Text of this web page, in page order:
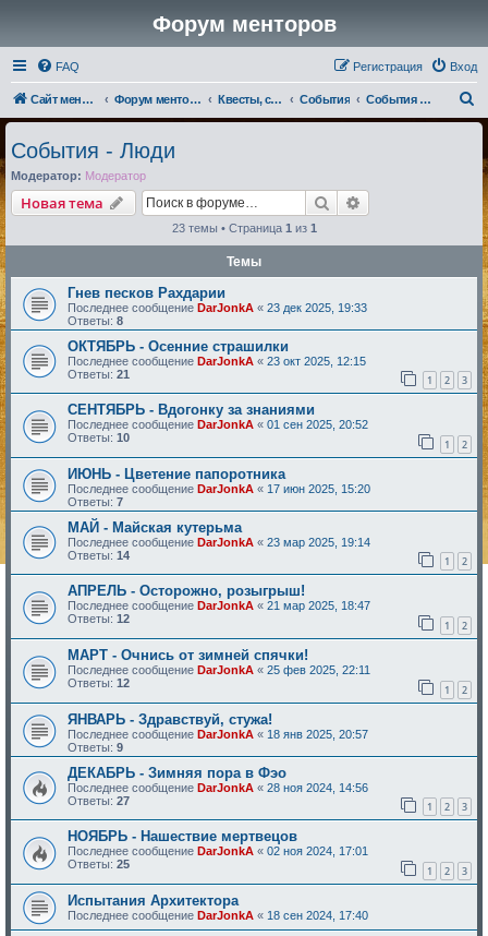
Форум менторов
FAQ Вход
Регистрация
Сайт менторов Форум менторов Квесты, события, репутации События События - Люди
о
События - Люди
Модератор: Модератор
Новая тема Поиск Расширенный
23 темы • Страница 1 из 1
Темы
Гнев песков Рахдарии
Последнее сообщение DarJonkA « 23 дек 2025, 19:33
Ответы: 8
ОКТЯБРЬ - Осенние страшилки
Последнее сообщение DarJonkA « 23 окт 2025, 12:15
Ответы: 21 1 2 3
СЕНТЯБРЬ - Вдогонку за знаниями
Последнее сообщение DarJonkA « 01 сен 2025, 20:52
Ответы: 10 1 2
ИЮНЬ - Цветение папоротника
Последнее сообщение DarJonkA « 17 июн 2025, 15:20
Ответы: 7
МАЙ - Майская кутерьма
Последнее сообщение DarJonkA « 23 мар 2025, 19:14
Ответы: 14 1 2
АПРЕЛЬ - Осторожно, розыгрыш!
Последнее сообщение DarJonkA « 21 мар 2025, 18:47
Ответы: 12 1 2
МАРТ - Очнись от зимней спячки!
Последнее сообщение DarJonkA « 25 фев 2025, 22:11
Ответы: 12 1 2
ЯНВАРЬ - Здравствуй, стужа!
Последнее сообщение DarJonkA « 18 янв 2025, 20:57
Ответы: 9
ДЕКАБРЬ - Зимняя пора в Фэо
Последнее сообщение DarJonkA « 28 ноя 2024, 14:56
Ответы: 27 1 2 3
НОЯБРЬ - Нашествие мертвецов
Последнее сообщение DarJonkA « 02 ноя 2024, 17:01
Ответы: 25 1 2 3
Испытания Архитектора
Последнее сообщение DarJonkA « 18 сен 2024, 17:40